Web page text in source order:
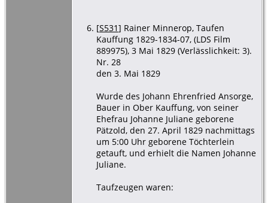
[S531] Rainer Minnerop, Taufen
Kauffung 1829-1834-07, (LDS Film
889975), 3 Mai 1829 (Verlässlichkeit: 3).
Nr. 28
den 3. Mai 1829
Wurde des Johann Ehrenfried Ansorge,
Bauer in Ober Kauffung, von seiner
Ehefrau Johanne Juliane geborene
Pätzold, den 27. April 1829 nachmittags
um 5:00 Uhr geborene Töchterlein
getauft, und erhielt die Namen Johanne
Juliane.
Taufzeugen waren: